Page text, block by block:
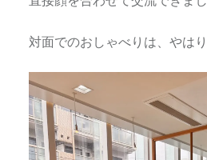
対面でのおしゃべりは、やは